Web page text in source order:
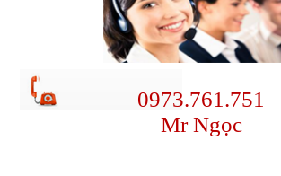
0973.761.751
Mr Ngọc